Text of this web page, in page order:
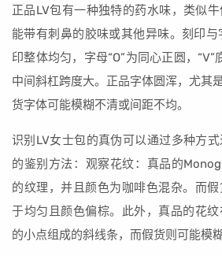
正品LV包有一种独特的药水味，类似
能带有刺鼻的胶味或其他异味。刻印与
印整体均匀，字母“O”为同心正圆，“V”
中间斜杠跨度大。正品字体圆浑，尤其
货字体可能模糊不清或间距不均。
识别LV女士包的真伪可以通过多种方
的鉴别方法：观察花纹：真品的
的纹理，并且颜色为咖啡色混杂。而
于均匀且颜色偏棕。此外，真品的花
的小点组成的斜线条，而假货则可能模糊